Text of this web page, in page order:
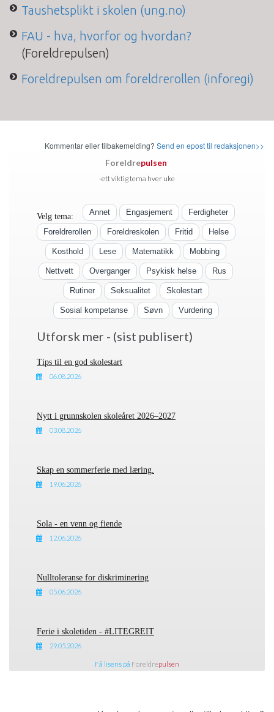
Taushetsplikt i skolen (ung.no)
FAU - hva, hvorfor og hvordan?
(Foreldrepulsen)
Foreldrepulsen om foreldrerollen (inforegi)
Kommentar eller tilbakemelding? Send en epost til redaksjonen>>
Foreldrepulsen
-ett viktig tema hver uke
Velg tema: Annet Engasjement Ferdigheter
Foreldrerollen Foreldreskolen Fritid Helse
Kosthold Lese Matematikk Mobbing
Nettvett Overganger Psykisk helse Rus
Rutiner Seksualitet Skolestart
Sosial kompetanse Søvn Vurdering
Utforsk mer - (sist publisert)
Tips til en god skolestart
06.08.2026
Nytt i grunnskolen skoleåret 2026–2027
03.08.2026
Skap en sommerferie med læring.
19.06.2026
Sola - en venn og fiende
12.06.2026
Nulltoleranse for diskriminering
05.06.2026
Ferie i skoletiden - #LITEGREIT
29.05.2026
Få lisens på Foreldrepulsen